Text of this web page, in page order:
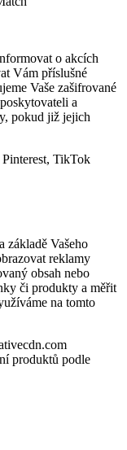
o akcích
Vám příslušné
Vaše zašifrované
a
pokud již jejich
TikTok
základě Vašeho
reklamy
obsah nebo
či produkty a měřit
na tomto
produktů podle